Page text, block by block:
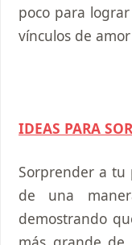
poco para
vínculos de
IDEAS PARA
Sorprender a tu
de una
demostrando